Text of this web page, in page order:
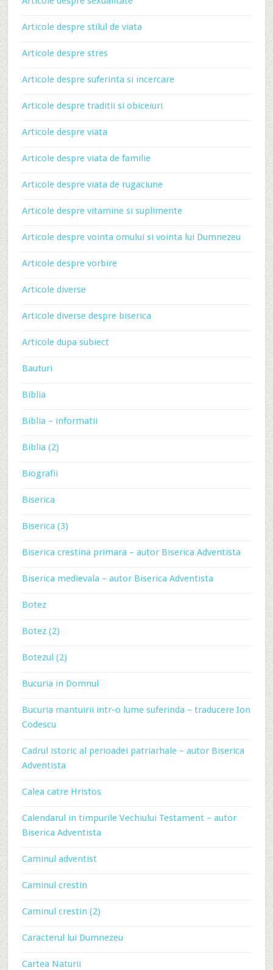
Articole despre stilul de viata
Articole despre stres
Articole despre suferinta si incercare
Articole despre traditii si obiceiuri
Articole despre viata
Articole despre viata de familie
Articole despre viata de rugaciune
Articole despre vitamine si suplimente
Articole despre vointa omului si vointa lui Dumnezeu
Articole despre vorbire
Articole diverse
Articole diverse despre biserica
Articole dupa subiect
Bauturi
Biblia
Biblia – informatii
Biblia (2)
Biografii
Biserica
Biserica (3)
Biserica crestina primara – autor Biserica Adventista
Biserica medievala – autor Biserica Adventista
Botez
Botez (2)
Botezul (2)
Bucuria in Domnul
Bucuria mantuirii intr-o lume suferinda – traducere Ion
Codescu
Cadrul istoric al perioadei patriarhale – autor Biserica
Adventista
Calea catre Hristos
Calendarul in timpurile Vechiului Testament – autor
Biserica Adventista
Caminul adventist
Caminul crestin
Caminul crestin (2)
Caracterul lui Dumnezeu
Cartea Naturii